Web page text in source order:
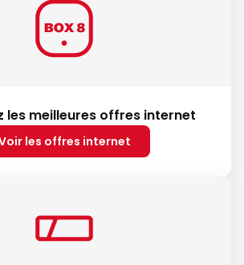
les meilleures offres internet
les offres internet